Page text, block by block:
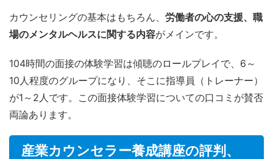
カウンセリングの基本はもちろん、 労働者の心の支援、職
場のメンタルヘルスに関する内容がメインです。
104時間の面接の体験学習は傾聴のロールプレイで、6～
10人程度のグループになり、そこに指導員（トレーナー）
が1～2人です。この面接体験学習についての口コミが賛否
両論あります。
産業カウンセラー養成講座の評判、